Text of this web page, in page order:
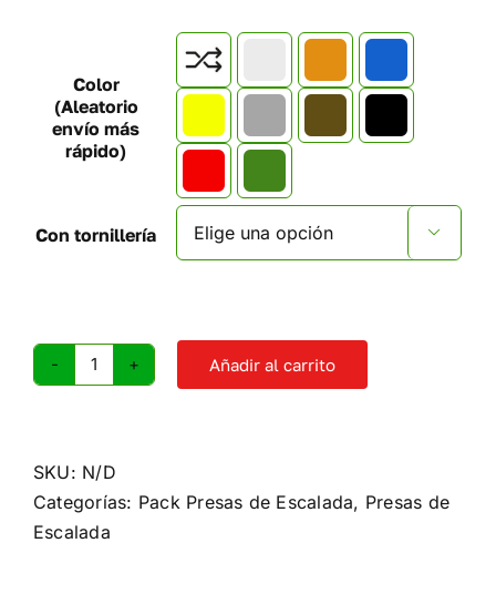
Color
(Aleatorio
envío más
rápido)
Con tornillería 
Asas
Aracnids
cantidad
Añadir al carrito
SKU: N/D
Categorías: Pack Presas de Escalada, Presas de
Escalada